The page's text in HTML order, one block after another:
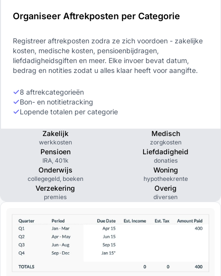
Organiseer Aftrekposten per Categorie
Registreer aftrekposten zodra ze zich voordoen - zakelijke
kosten, medische kosten, pensioenbijdragen,
liefdadigheidsgiften en meer. Elke invoer bevat datum,
bedrag en notities zodat u alles klaar heeft voor aangifte.
8 aftrekcategorieën
Bon- en notitietracking
Lopende totalen per categorie
Zakelijk
werkkosten
Medisch
zorgkosten
Pensioen
IRA, 401k
Liefdadigheid
donaties
Onderwijs
collegegeld, boeken
Woning
hypotheekrente
Verzekering
premies
Overig
diversen